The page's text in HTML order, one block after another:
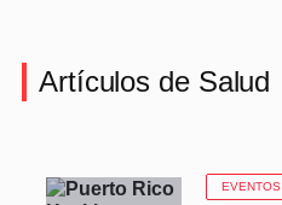
Artículos de Salud
EVENTOS